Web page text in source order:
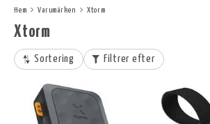
Hem Varumärken Xtorm
Xtorm
Sortering Filtrer efter